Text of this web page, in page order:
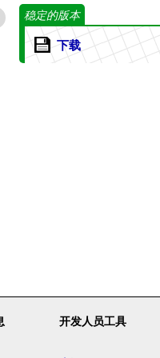
稳定的版本
下载
开发人员工具